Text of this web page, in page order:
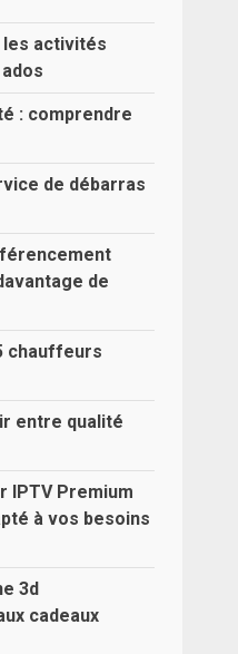
les activités
: comprendre
de débarras
de
chauffeurs
entre qualité
IPTV Premium
à vos besoins
3d
cadeaux